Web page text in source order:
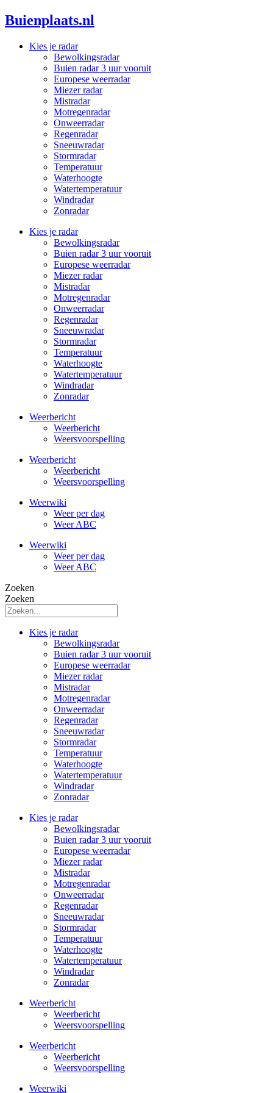
Ga
naar
inhoud
Buienplaats.nl
Kies je radar
Bewolkingsradar
Buien radar 3 uur vooruit
Europese weerradar
Miezer radar
Mistradar
Motregenradar
Onweerradar
Regenradar
Sneeuwradar
Stormradar
Temperatuur
Waterhoogte
Watertemperatuur
Windradar
Zonradar
Kies je radar
Bewolkingsradar
Buien radar 3 uur vooruit
Europese weerradar
Miezer radar
Mistradar
Motregenradar
Onweerradar
Regenradar
Sneeuwradar
Stormradar
Temperatuur
Waterhoogte
Watertemperatuur
Windradar
Zonradar
Weerbericht
Weerbericht
Weersvoorspelling
Weerbericht
Weerbericht
Weersvoorspelling
Weerwiki
Weer per dag
Weer ABC
Weerwiki
Weer per dag
Weer ABC
Zoeken
Zoeken
Kies je radar
Bewolkingsradar
Buien radar 3 uur vooruit
Europese weerradar
Miezer radar
Mistradar
Motregenradar
Onweerradar
Regenradar
Sneeuwradar
Stormradar
Temperatuur
Waterhoogte
Watertemperatuur
Windradar
Zonradar
Kies je radar
Bewolkingsradar
Buien radar 3 uur vooruit
Europese weerradar
Miezer radar
Mistradar
Motregenradar
Onweerradar
Regenradar
Sneeuwradar
Stormradar
Temperatuur
Waterhoogte
Watertemperatuur
Windradar
Zonradar
Weerbericht
Weerbericht
Weersvoorspelling
Weerbericht
Weerbericht
Weersvoorspelling
Weerwiki